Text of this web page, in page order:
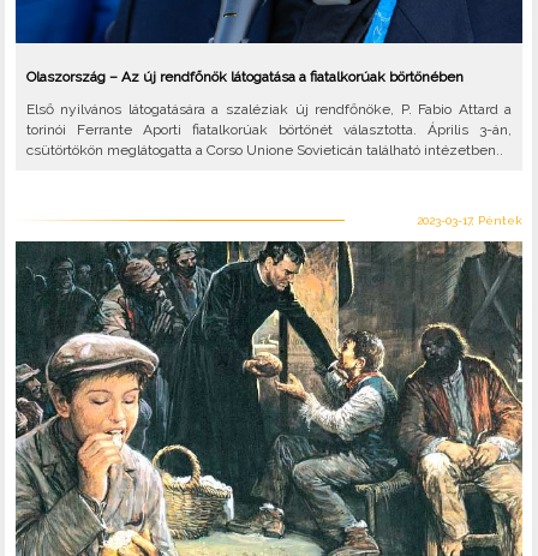
Olaszország – Az új rendfőnök látogatása a fiatalkorúak börtönében
Első nyilvános látogatására a szaléziak új rendfőnöke, P. Fabio Attard a
torinói Ferrante Aporti fiatalkorúak börtönét választotta. Április 3-án,
csütörtökön meglátogatta a Corso Unione Sovieticán található intézetben..
2023-03-17, Péntek